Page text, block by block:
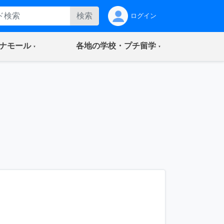
検索 ログイン
モール(current) 各地の学校・プチ留学(current)